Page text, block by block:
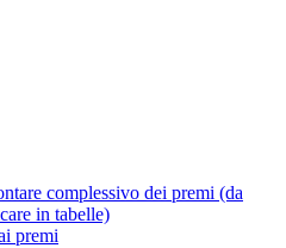
complessivo dei premi (da
in tabelle)
premi